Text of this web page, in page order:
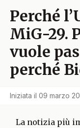
Perché
MiG-29.
vuole
perché
Iniziata il 09 marzo
La notizia più